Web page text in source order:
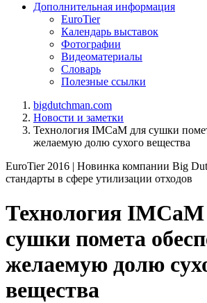
Дополнительная информация
EuroTier
Календарь выставок
Фотографии
Видеоматериалы
Словарь
Полезные ссылки
bigdutchman.com
Новости и заметки
Технология IMCaM для сушки
желаемую долю сухого вещества
EuroTier 2016 | Новинка компании Big
стандарты в сфере утилизации отходов
Технология
сушки помета
желаемую долю
вещества